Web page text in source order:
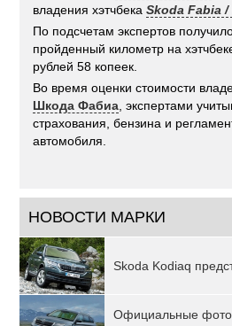
владения хэтчбекаSkoda Fabia
По подсчетам экспертов
пройденный километр на
рублей 58 копеек.
Во время оценки стоимости
Шкода Фабиа , экспертами
страхования, бензина и
автомобиля.
НОВОСТИ МАРКИ
Skoda Kodiaq
Официальные